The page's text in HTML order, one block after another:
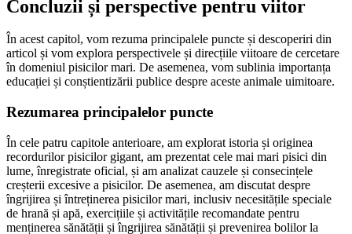
Concluzii și perspective pentru viitor
În acest capitol, vom rezuma principalele puncte și descoperiri din
articol și vom explora perspectivele și direcțiile viitoare de cercetare
în domeniul pisicilor mari. De asemenea, vom sublinia importanța
educației și conștientizării publice despre aceste animale uimitoare.
Rezumarea principalelor puncte
În cele patru capitole anterioare, am explorat istoria și originea
recordurilor pisicilor gigant, am prezentat cele mai mari pisici din
lume, înregistrate oficial, și am analizat cauzele și consecințele
creșterii excesive a pisicilor. De asemenea, am discutat despre
îngrijirea și întreținerea pisicilor mari, inclusiv necesitățile speciale
de hrană și apă, exercițiile și activitățile recomandate pentru
menținerea sănătății și îngrijirea sănătății și prevenirea bolilor la